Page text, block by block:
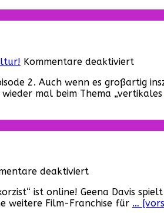
erste
Trailer
Kommentare deaktiviert
Things
–
2. Auch wenn es großartig
mal beim Thema „vertikales
deaktiviertfür
Exorzist“
–
ist online! Geena Davis
weitere Film-Franchise für …